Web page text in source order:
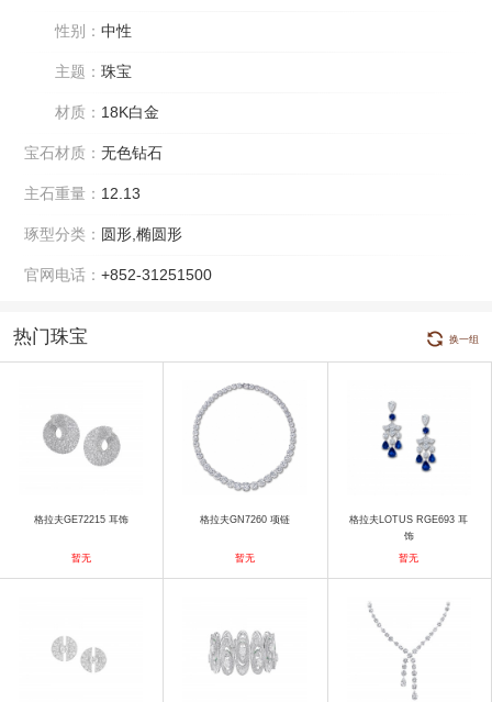
性别： 中性
主题： 珠宝
材质： 18K白金
宝石材质： 无色钻石
主石重量： 12.13
琢型分类： 圆形,椭圆形
官网电话： +852-31251500
热门珠宝 换一组
格拉夫GE72215 耳饰
暂无
格拉夫GN7260 项链
暂无
格拉夫LOTUS RGE693 耳
饰
暂无